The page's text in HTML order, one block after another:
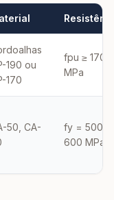
190 ou
170
fpu ≥ 1700
MPa
50, CA-
fy = 500
600 MPa